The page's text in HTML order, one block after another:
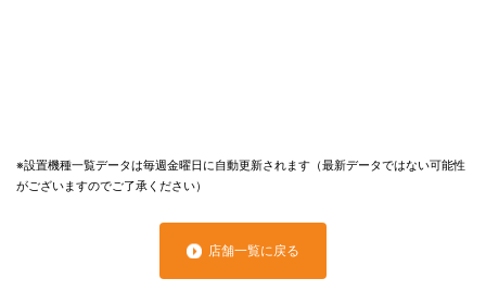
※設置機種一覧データは毎週金曜日に自動更新されます（最新データではない可能性
がございますのでご了承ください）
店舗一覧に戻る